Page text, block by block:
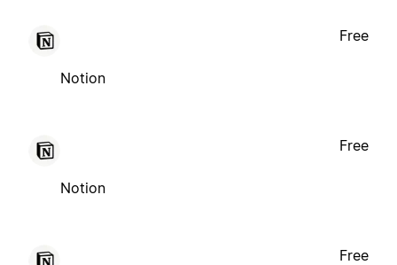
Notion
Free
Notion
Free
Free